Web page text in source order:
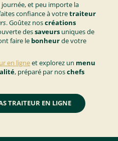
et peu importe la
confiance à votretraiteur
. Goûtez noscréations
dessaveurs uniques de
faire le bonheurde votre
en ligneet explorez un menu
, préparé par noschefs
TRAITEUR EN LIGNE